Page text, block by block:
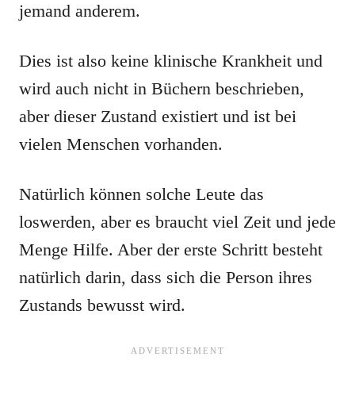
jemand anderem.
Dies ist also keine klinische Krankheit und
wird auch nicht in Büchern beschrieben,
aber dieser Zustand existiert und ist bei
vielen Menschen vorhanden.
Natürlich können solche Leute das
loswerden, aber es braucht viel Zeit und jede
Menge Hilfe. Aber der erste Schritt besteht
natürlich darin, dass sich die Person ihres
Zustands bewusst wird.